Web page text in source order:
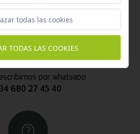
Whatsapp
por whatsapp
680 27 45 40
todas las cookies
TODAS LAS COOKIES